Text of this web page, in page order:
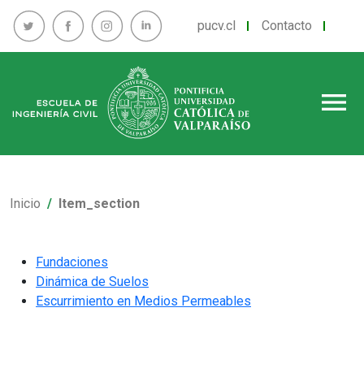
pucv.cl Contacto
menu
Inicio Item_section
Fundaciones
Dinámica de Suelos
Escurrimiento en Medios Permeables